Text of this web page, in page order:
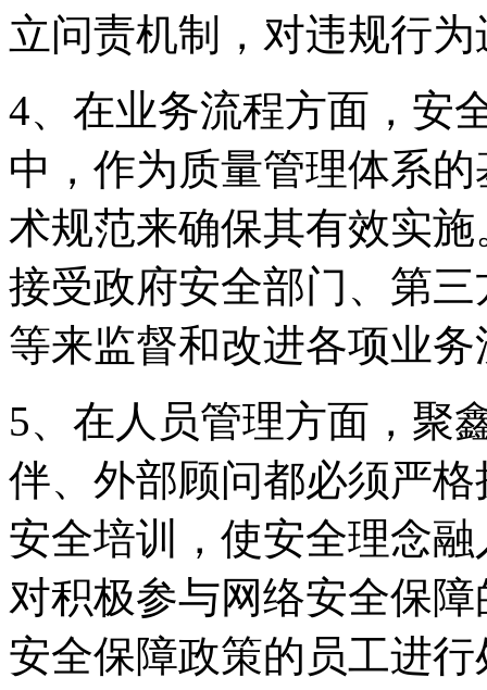
立问责机制，对违规行
4、在业务流程方面
中，作为质量管理体系
术规范来确保其有效实
接受政府安全部门、
等来监督和改进各项业务
5、在人员管理方面
伴、外部顾问都必须严
安全培训，使安全理
对积极参与网络安全保障
安全保障政策的员工进行